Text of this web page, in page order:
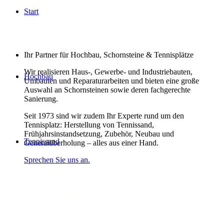
Start
Hochbau
Tennissand
Ihr Partner für Hochbau, Schornsteine & Tennisplätze
Wir realisieren Haus-, Gewerbe- und Industriebauten,
Umbauten und Reparaturarbeiten und bieten eine große
Auswahl an Schornsteinen sowie deren fachgerechte
Sanierung.
Seit 1973 sind wir zudem Ihr Experte rund um den
Tennisplatz: Herstellung von Tennissand,
Frühjahrsinstandsetzung, Zubehör, Neubau und
Generalüberholung – alles aus einer Hand.
Sprechen Sie uns an.